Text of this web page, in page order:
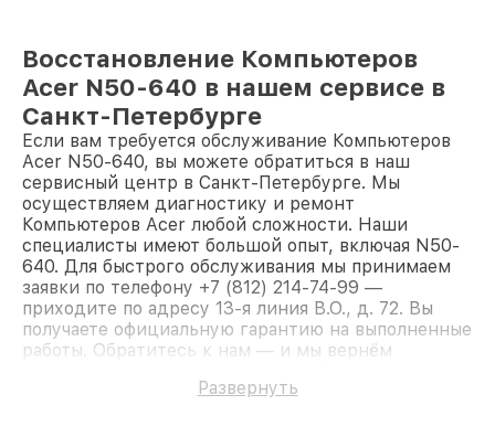
Восстановление Компьютеров
Acer N50-640 в нашем сервисе в
Санкт-Петербурге
Если вам требуется обслуживание Компьютеров
Acer N50-640, вы можете обратиться в наш
сервисный центр в Санкт-Петербурге. Мы
осуществляем диагностику и ремонт
Компьютеров Acer любой сложности. Наши
специалисты имеют большой опыт, включая N50-
640. Для быстрого обслуживания мы принимаем
заявки по телефону +7 (812) 214-74-99 —
приходите по адресу 13-я линия В.О., д. 72. Вы
получаете официальную гарантию на выполненные
работы. Обратитесь к нам — и мы вернём
Развернуть